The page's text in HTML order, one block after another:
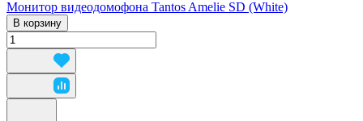
Монитор видеодомофона Tantos Amelie SD (White)
В корзину